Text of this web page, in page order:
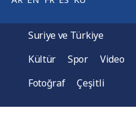
Suriye ve Türkiye
Kültür
Spor
Video
Fotoğraf
Çeşitli